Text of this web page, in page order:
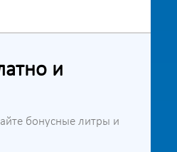
и
бонусные литры и